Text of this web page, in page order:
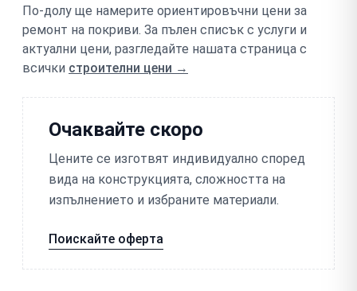
По-долу ще намерите ориентировъчни цени за
ремонт на покриви. За пълен списък с услуги и
актуални цени, разгледайте нашата страница с
всички строителни цени →
Очаквайте скоро
Цените се изготвят индивидуално според
вида на конструкцията, сложността на
изпълнението и избраните материали.
Поискайте оферта